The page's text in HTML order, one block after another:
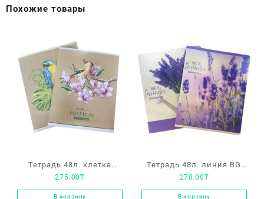
Похожие товары
Тетрадь 48л. клетка
ArtSpace «Рисунки. Bird»
275.00₸
В корзину
Тетрадь 48л. линия BG
«Lavender»
270.00₸
В корзину